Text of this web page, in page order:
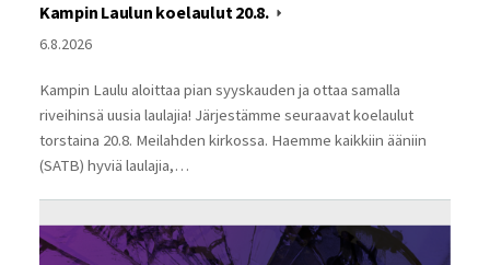
Kampin Laulun koelaulut 20.8.
6.8.2026
Kampin Laulu aloittaa pian syyskauden ja ottaa samalla
riveihinsä uusia laulajia! Järjestämme seuraavat koelaulut
torstaina 20.8. Meilahden kirkossa. Haemme kaikkiin ääniin
(SATB) hyviä laulajia,…